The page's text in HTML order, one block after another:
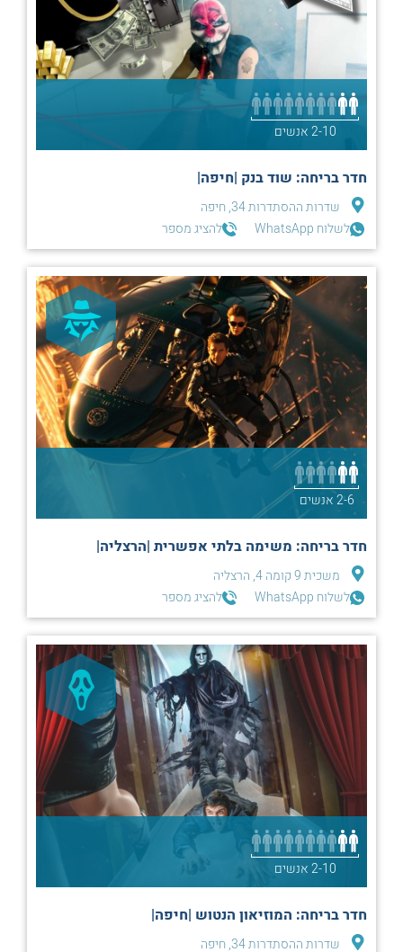
2-10 אנשים
חדר בריחה: שוד בנק |חיפה|
שדרות ההסתדרות 34, חיפה
לשלוח WhatsApp
להציג מספר
2-6 אנשים
חדר בריחה: משימה בלתי אפשרית |הרצליה|
משכית 9 קומה 4, הרצליה
לשלוח WhatsApp
להציג מספר
2-10 אנשים
חדר בריחה: המוזיאון הנטוש |חיפה|
שדרות ההסתדרות 34, חיפה